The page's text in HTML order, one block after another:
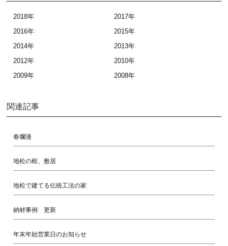
2018年
2017年
2016年
2015年
2014年
2013年
2012年
2010年
2009年
2008年
関連記事
春爛漫
地松の框、敷居
地松で建てる伝統工法の家
納材事例 更新
年末年始営業日のお知らせ